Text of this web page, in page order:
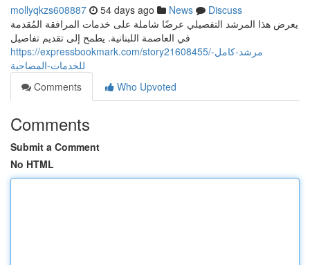
mollyqkzs608887 54 days ago News
Discuss
يعرض هذا المرشد التفصيلي عرضًا شاملة على خدمات المرافقة المُقدمة
في العاصمة اللبنانية. يطمح إلى تقديم تفاصيل
https://expressbookmark.com/story21608455/مرشد-كامل-
للخدمات-المصاحبة
Comments
Who Upvoted
Comments
Submit a Comment
No HTML